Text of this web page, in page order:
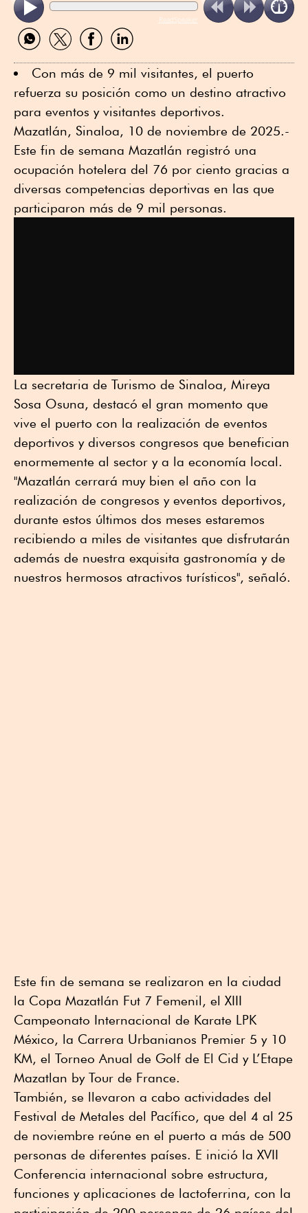
ReadSpeaker
Compartir
por
Compartir
por
Compartir
por
Compartir
por
Con más de 9 mil visitantes, el puerto
refuerza su posición como un destino atractivo
para eventos y visitantes deportivos.
Mazatlán, Sinaloa, 10 de noviembre de 2025.-
Este fin de semana Mazatlán registró una
ocupación hotelera del 76 por ciento gracias a
diversas competencias deportivas en las que
participaron más de 9 mil personas.
La secretaria de Turismo de Sinaloa, Mireya
Sosa Osuna, destacó el gran momento que
vive el puerto con la realización de eventos
deportivos y diversos congresos que benefician
enormemente al sector y a la economía local.
"Mazatlán cerrará muy bien el año con la
realización de congresos y eventos deportivos,
durante estos últimos dos meses estaremos
recibiendo a miles de visitantes que disfrutarán
además de nuestra exquisita gastronomía y de
nuestros hermosos atractivos turísticos", señaló.
Este fin de semana se realizaron en la ciudad
la Copa Mazatlán Fut 7 Femenil, el XIII
Campeonato Internacional de Karate LPK
México, la ⁠Carrera Urbanianos Premier 5 y 10
KM, el Torneo Anual de Golf de El Cid y ⁠L’Etape
Mazatlan by Tour de France.
También, se llevaron a cabo actividades del
Festival de Metales del Pacífico, que del 4 al 25
de noviembre reúne en el puerto a más de 500
personas de diferentes países. E inició la XVII
Conferencia internacional sobre estructura,
funciones y aplicaciones de lactoferrina, con la